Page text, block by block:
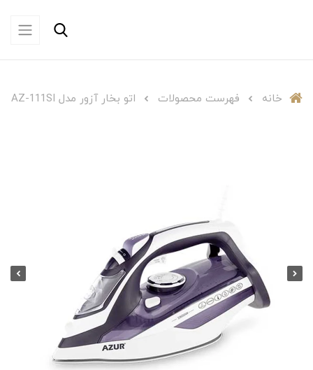
خانه فهرست محصولات اتو بخار آزور مدل AZ-111SI